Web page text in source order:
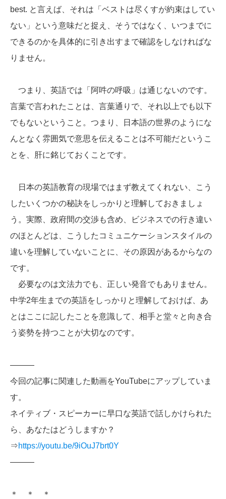
best. と言えば、それは「ベストは尽くすが約束はしてい
ない」という意味だと捉え、そうではなく、いつまでに
できるのかを具体的に引き出すまで確認をしなければな
りません。
つまり、英語では「阿吽の呼吸」は通じないのです。
言葉で言われたことは、言葉通りで、それ以上でも以下
でもないということ。つまり、日本語の世界のようにな
んとなく雰囲気で意思を伝えることは不可能だというこ
とを、肝に銘じておくことです。
日本の英語教育の現場ではまず教えてくれない、こう
したいくつかの秘訣をしっかりと理解しておきましょ
う。実際、政府間の交渉も含め、ビジネスでの行き違い
のほとんどは、こうしたコミュニケーションスタイルの
違いを理解していないことに、その原因があるからなの
です。
必要なのは文法力でも、正しい発音でもありません。
中学2年生までの英語をしっかりと理解しておけば、あ
とはここに記したことを意識して、相手と堂々と向き合
う姿勢を持つことが大切なのです。
———
今回の記事に関連した動画をYouTubeにアップしていま
す。
ネイティブ・スピーカーに早口な英語で話しかけられた
ら、あなたはどうしますか？
⇒https://youtu.be/9iOuJ7brt0Y
———
＊ ＊ ＊